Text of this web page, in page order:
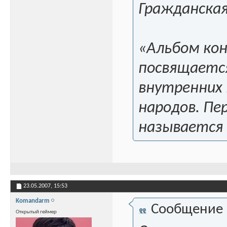
«Альбом
внутренних
народов.
23.05.2007, 15:53
Komandarm
Открытый геймер Сообщение